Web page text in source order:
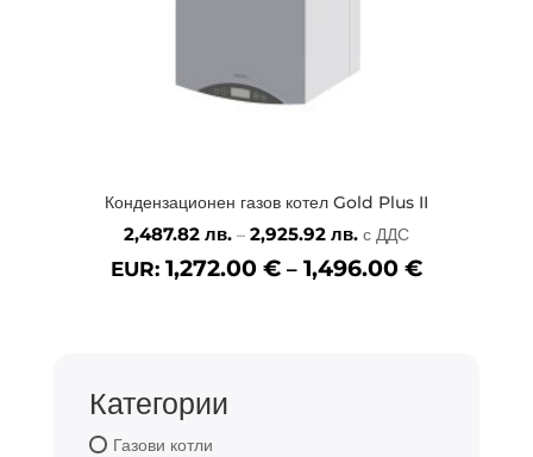
Кондензационен газов котел Gold Plus II
2,487.82 лв. – 2,925.92 лв. Price
range:
с ДДС
EUR: 1,272.00 €– 1,496.00 €
Категории
Газови котли